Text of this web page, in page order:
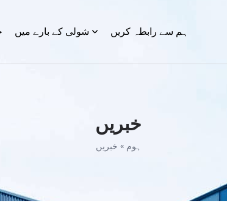
شولی کے بارے میں ہم سے رابطہ کریں
خبریں
ہوم » خبریں